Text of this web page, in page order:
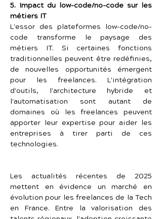
5. Impact du low-code/no-code sur les
métiers IT
L'essor des plateformes low-code/no-
code transforme le paysage des
métiers IT. Si certaines fonctions
traditionnelles peuvent être redéfinies,
de nouvelles opportunités émergent
pour les freelances. L'intégration
d'outils, l'architecture hybride et
l'automatisation sont autant de
domaines où les freelances peuvent
apporter leur expertise pour aider les
entreprises à tirer parti de ces
technologies.
Les actualités récentes de 2025
mettent en évidence un marché en
évolution pour les freelances de la Tech
en France. Entre la valorisation des